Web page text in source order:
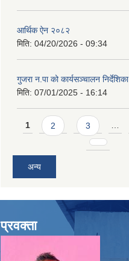
आर्थिक ऐन २०८२
मिति: 04/20/2026 - 09:34
गुजरा न.पा को कार्यसञ्चालन निर्देशिका
मिति: 07/01/2025 - 16:14
Pages
1 2 3 …
अन्य
प्रवक्ता